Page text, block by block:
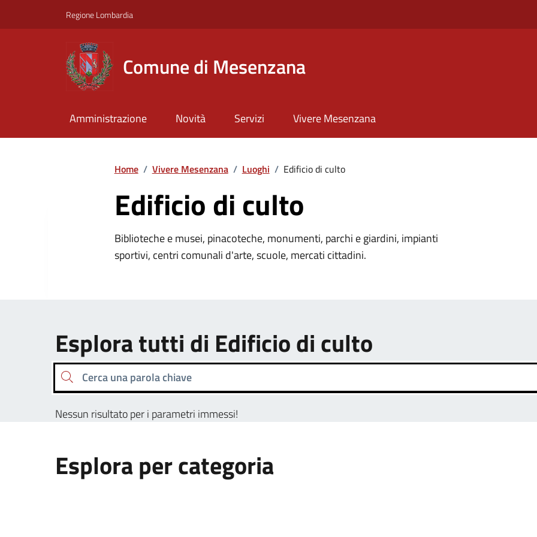
Regione Lombardia
Comune di Mesenzana
Amministrazione Novità Servizi Vivere Mesenzana
Home / Vivere Mesenzana / Luoghi / Edificio di culto
Edificio di culto
Biblioteche e musei, pinacoteche, monumenti, parchi e giardini, impianti
sportivi, centri comunali d'arte, scuole, mercati cittadini.
Esplora tutti di Edificio di culto
Cerca una parola chiave
Nessun risultato per i parametri immessi!
Esplora per categoria